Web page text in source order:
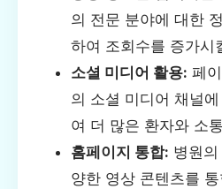
의 전문 분야에 대한
하여 조회수를 증가시
소셜 미디어 활용: 페
의 소셜 미디어 채널
여 더 많은 환자와 소
홈페이지 통합: 병원
양한 영상 콘텐츠를